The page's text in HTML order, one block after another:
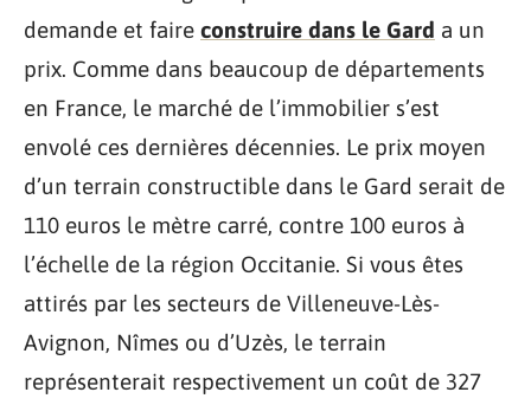
demande et faire construire dans le Gard a un
prix. Comme dans beaucoup de départements
en France, le marché de l’immobilier s’est
envolé ces dernières décennies. Le prix moyen
d’un terrain constructible dans le Gard serait de
110 euros le mètre carré, contre 100 euros à
l’échelle de la région Occitanie. Si vous êtes
attirés par les secteurs de Villeneuve-Lès-
Avignon, Nîmes ou d’Uzès, le terrain
représenterait respectivement un coût de 327